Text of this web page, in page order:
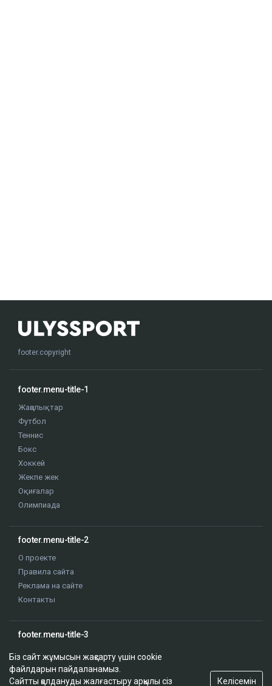
footer.copyright
footer.menu-title-1
Жаңалықтар
Футбол
Теннис
Бокс
Хоккей
Жекпе жек
Оқиғалар
Олимпиада
footer.menu-title-2
О проекте
Правила сайта
Реклама на сайте
Контакты
footer.menu-title-3
Біз сайт жұмысын жақсарту үшін cookie
файлдарын пайдаланамыз.
Сайтты қолдануды жалғастыру арқылы сіз
Келісемін